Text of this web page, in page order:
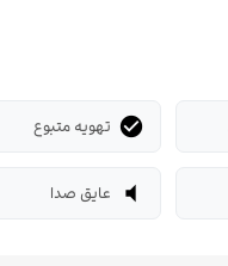
check_circle تهویه متبوع
volume_mute عایق صدا